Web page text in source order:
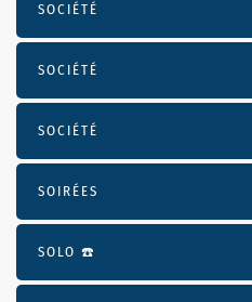
SOCIÉTÉ
SOCIÉTÉ
SOCIÉTÉ
SOIRÉES
SOLO ☎️